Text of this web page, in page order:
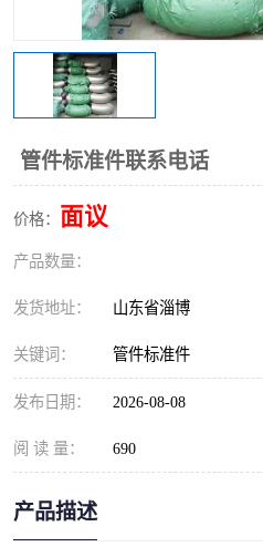
管件标准件联系电话
价格： 面议
产品数量：
发货地址： 山东省淄博
关键词： 管件标准件
发布日期： 2026-08-08
阅 读 量： 690
产品描述